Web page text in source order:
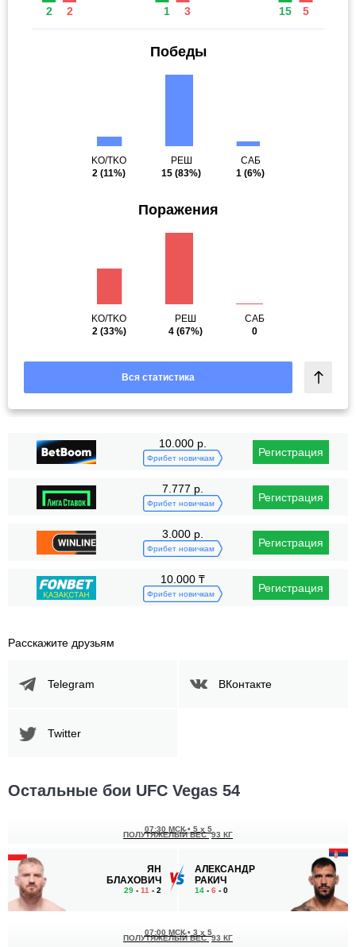
2 2 1 3 15 5
Победы
KO/TKO
2 (11%)
РЕШ
15 (83%)
САБ
1 (6%)
Поражения
KO/TKO
2(33%)
РЕШ
4 (67%)
САБ
0
Вся статистика
10.000 р.
Фрибет новичкам Регистрация
7.777 р.
Фрибет новичкам Регистрация
3.000 р.
Фрибет новичкам Регистрация
10.000 ₸
Фрибет новичкам Регистрация
Расскажите друзьям
Telegram ВКонтакте
Twitter
Остальные бои UFC Vegas 54
ЯН
БЛАХОВИЧ
29 - 11 - 2
07:30 МСК• 5 x 5
ПОЛУТЯЖЕЛЫЙ ВЕС 93 КГ
АЛЕКСАНДР
РАКИЧ
14 - 6 - 0
07:00 МСК• 3 x 5
ПОЛУТЯЖЕЛЫЙ ВЕС 93 КГ